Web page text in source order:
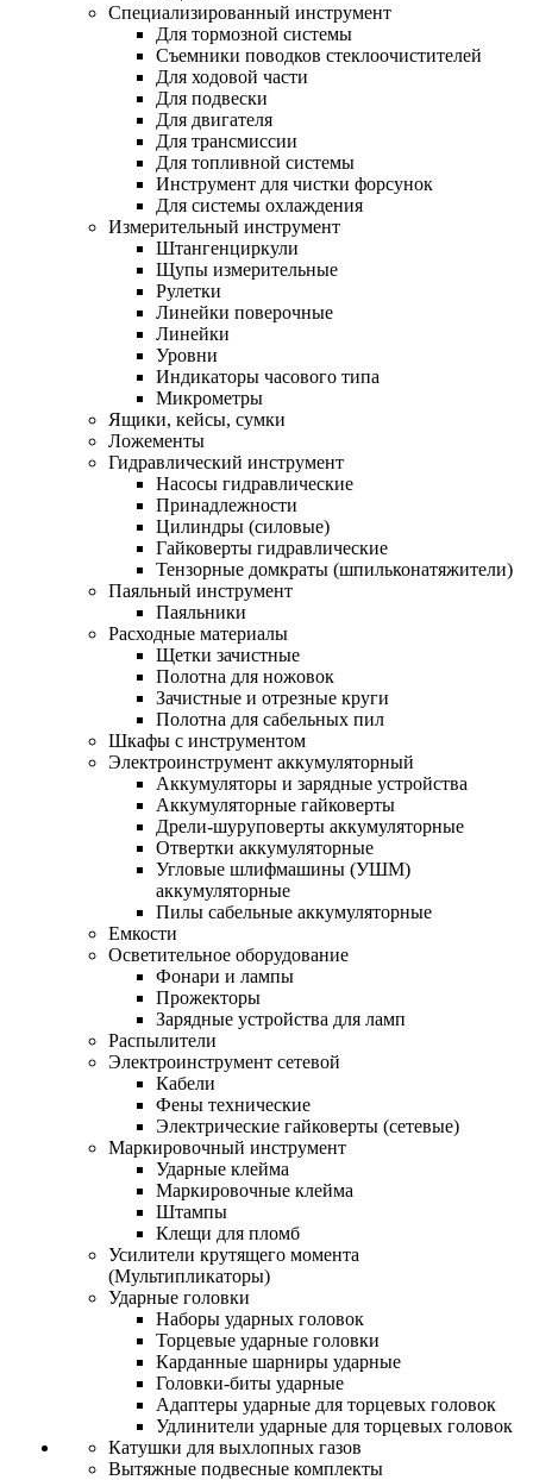
Специализированный инструмент
Для тормозной системы
Съемники поводков стеклоочистителей
Для ходовой части
Для подвески
Для двигателя
Для трансмиссии
Для топливной системы
Инструмент для чистки форсунок
Для системы охлаждения
Измерительный инструмент
Штангенциркули
Щупы измерительные
Рулетки
Линейки поверочные
Линейки
Уровни
Индикаторы часового типа
Микрометры
Ящики, кейсы, сумки
Ложементы
Гидравлический инструмент
Насосы гидравлические
Принадлежности
Цилиндры (силовые)
Гайковерты гидравлические
Тензорные домкраты (шпильконатяжители)
Паяльный инструмент
Паяльники
Расходные материалы
Щетки зачистные
Полотна для ножовок
Зачистные и отрезные круги
Полотна для сабельных пил
Шкафы с инструментом
Электроинструмент аккумуляторный
Аккумуляторы и зарядные устройства
Аккумуляторные гайковерты
Дрели-шуруповерты аккумуляторные
Отвертки аккумуляторные
Угловые шлифмашины (УШМ)
аккумуляторные
Пилы сабельные аккумуляторные
Емкости
Осветительное оборудование
Фонари и лампы
Прожекторы
Зарядные устройства для ламп
Распылители
Электроинструмент сетевой
Кабели
Фены технические
Электрические гайковерты (сетевые)
Маркировочный инструмент
Ударные клейма
Маркировочные клейма
Штампы
Клещи для пломб
Усилители крутящего момента
(Мультипликаторы)
Ударные головки
Наборы ударных головок
Торцевые ударные головки
Карданные шарниры ударные
Головки-биты ударные
Адаптеры ударные для торцевых головок
Удлинители ударные для торцевых головок
Катушки для выхлопных газов
Вытяжные подвесные комплекты